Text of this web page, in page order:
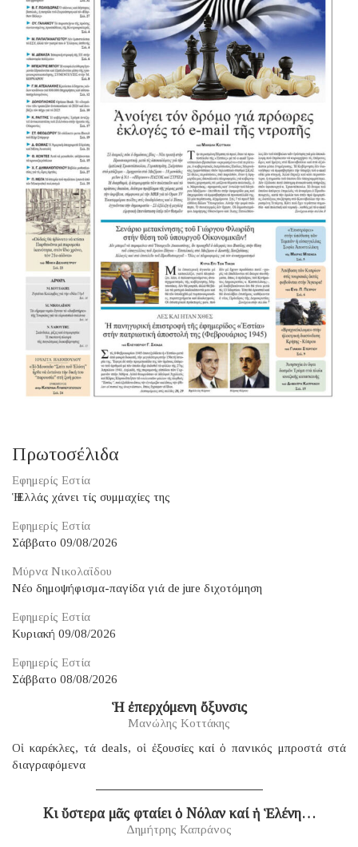
Πρωτοσέλιδα
Εφημερίς Εστία
Ἡ Ἑλλάς χάνει τίς συμμαχίες της
Εφημερίς Εστία
Σάββατο 09/08/2026
Μύρνα Νικολαΐδου
Νέο δημοψήφισμα-παγίδα γιά de jure διχοτόμηση
Εφημερίς Εστία
Κυριακή 09/08/2026
Εφημερίς Εστία
Σάββατο 08/08/2026
Ἡ ἐπερχόμενη ὄξυνσις
Μανώλης Κοττάκης
Οἱ καρέκλες, τά deals, οἱ ἐξουσίες καί ὁ πανικός μπροστά στά
διαγραφόμενα
Κι ὕστερα μᾶς φταίει ὁ Νόλαν καί ἡ Ἑλένη…
Δημήτρης Καπράνος